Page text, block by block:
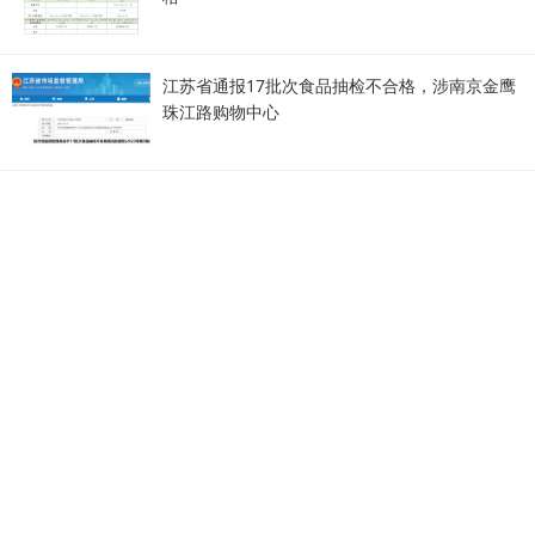
江苏省通报17批次食品抽检不合格，涉南京金鹰
珠江路购物中心